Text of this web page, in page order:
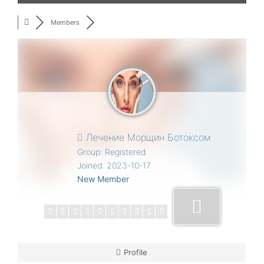
Members
Лечение Морщин Ботоксом
Group: Registered
Joined: 2023-10-17
New Member
Profile